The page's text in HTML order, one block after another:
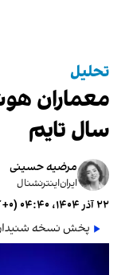
تحلیل
معماران
سال تایم
مرضیه حسینی
ایران‌اینترنشنال
۲۲ آذر ۱۴۰۴، ۰۴:۴۰ (‎+۰ گرینویچ)
پخش نسخه